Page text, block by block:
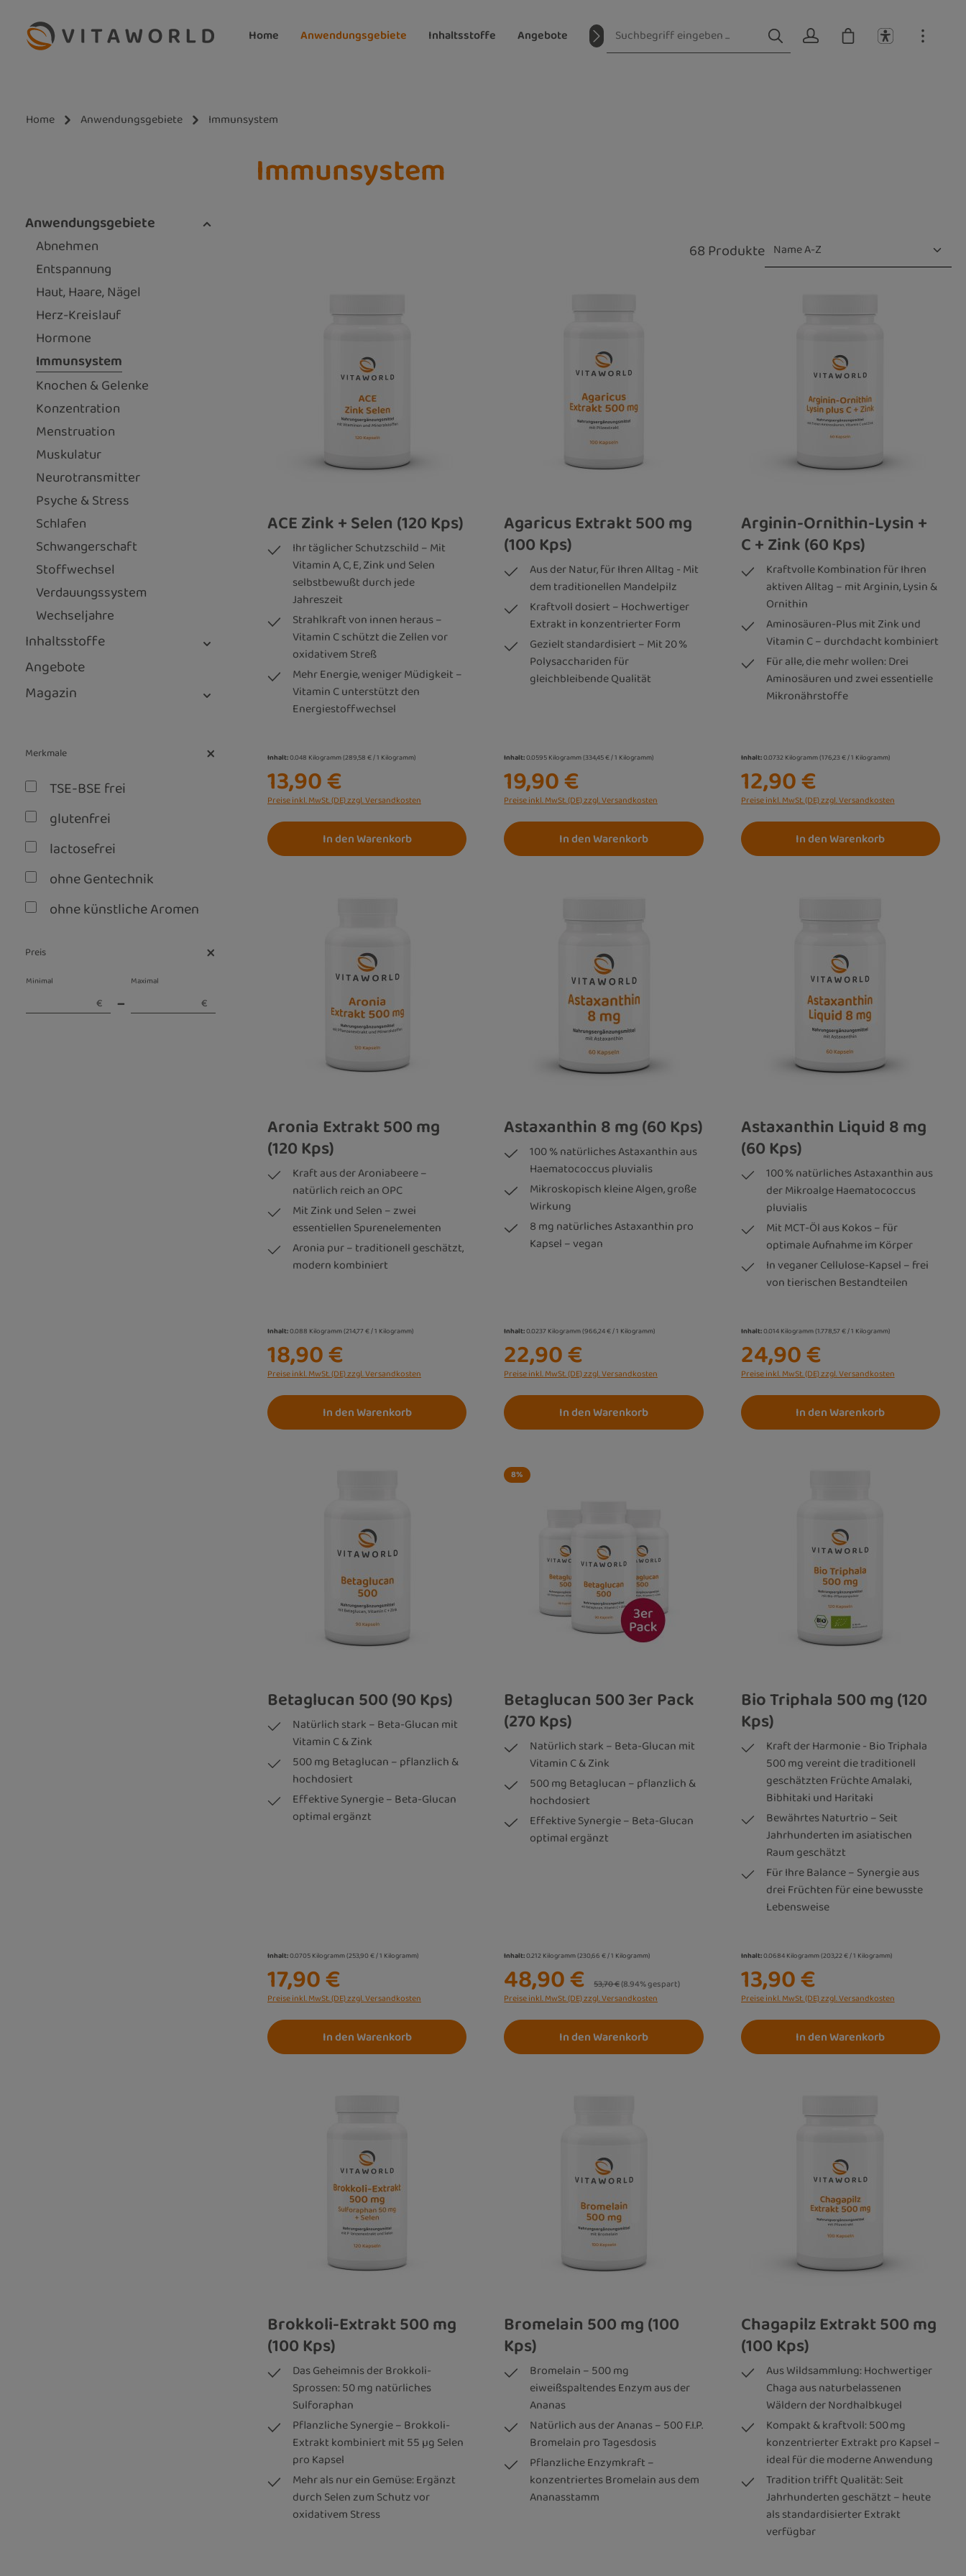
Hauptinhalt springen
Zur Suche springen
Zur Hauptnavigation springen
Home Anwendungsgebiete Inhaltsstoffe Angebote Magazin
Home Anwendungsgebiete Immunsystem
Anwendungsgebiete
Abnehmen
Entspannung
Haut, Haare, Nägel
Herz-Kreislauf
Hormone
Immunsystem
Knochen & Gelenke
Konzentration
Menstruation
Muskulatur
Neurotransmitter
Psyche & Stress
Schlafen
Schwangerschaft
Stoffwechsel
Verdauungssystem
Wechseljahre
Inhaltsstoffe
Angebote
Magazin
Merkmale
TSE-BSE frei
glutenfrei
lactosefrei
ohne Gentechnik
ohne künstliche Aromen
Preis
Minimal
€ –
Maximal
€
Immunsystem
68 Produkte
ACE Zink + Selen (120 Kps)
Ihr täglicher Schutzschild – Mit
Vitamin A, C, E, Zink und Selen
selbstbewußt durch jede
Jahreszeit
Strahlkraft von innen heraus –
Vitamin C schützt die Zellen vor
oxidativem Streß
Mehr Energie, weniger Müdigkeit –
Vitamin C unterstützt den
Energiestoffwechsel
Inhalt:0.048 Kilogramm(289,58 € / 1 Kilogramm)
13,90 €
Preise inkl. MwSt. (DE) zzgl. Versandkosten
In den Warenkorb
Agaricus Extrakt 500 mg
(100 Kps)
Aus der Natur, für Ihren Alltag - Mit
dem traditionellen Mandelpilz
Kraftvoll dosiert – Hochwertiger
Extrakt in konzentrierter Form
Gezielt standardisiert – Mit 20 %
Polysacchariden für
gleichbleibende Qualität
Inhalt:0.0595 Kilogramm(334,45 € / 1 Kilogramm)
19,90 €
Preise inkl. MwSt. (DE) zzgl. Versandkosten
In den Warenkorb
Arginin-Ornithin-Lysin +
C + Zink (60 Kps)
Kraftvolle Kombination für Ihren
aktiven Alltag – mit Arginin, Lysin &
Ornithin
Aminosäuren-Plus mit Zink und
Vitamin C – durchdacht kombiniert
Für alle, die mehr wollen: Drei
Aminosäuren und zwei essentielle
Mikronährstoffe
Inhalt:0.0732 Kilogramm(176,23 € / 1 Kilogramm)
12,90 €
Preise inkl. MwSt. (DE) zzgl. Versandkosten
In den Warenkorb
Aronia Extrakt 500 mg
(120 Kps)
Kraft aus der Aroniabeere –
natürlich reich an OPC
Mit Zink und Selen – zwei
essentiellen Spurenelementen
Aronia pur – traditionell geschätzt,
modern kombiniert
Inhalt:0.088 Kilogramm(214,77 € / 1 Kilogramm)
18,90 €
Preise inkl. MwSt. (DE) zzgl. Versandkosten
In den Warenkorb
Astaxanthin 8 mg (60 Kps)
100 % natürliches Astaxanthin aus
Haematococcus pluvialis
Mikroskopisch kleine Algen, große
Wirkung
8 mg natürliches Astaxanthin pro
Kapsel – vegan
Inhalt:0.0237 Kilogramm(966,24 € / 1 Kilogramm)
22,90 €
Preise inkl. MwSt. (DE) zzgl. Versandkosten
In den Warenkorb
Astaxanthin Liquid 8 mg
(60 Kps)
100 % natürliches Astaxanthin aus
der Mikroalge Haematococcus
pluvialis
Mit MCT-Öl aus Kokos – für
optimale Aufnahme im Körper
In veganer Cellulose-Kapsel – frei
von tierischen Bestandteilen
Inhalt:0.014 Kilogramm(1.778,57 € / 1 Kilogramm)
24,90 €
Preise inkl. MwSt. (DE) zzgl. Versandkosten
In den Warenkorb
Betaglucan 500 (90 Kps)
Natürlich stark – Beta-Glucan mit
Vitamin C & Zink
500 mg Betaglucan – pflanzlich &
hochdosiert
Effektive Synergie – Beta-Glucan
optimal ergänzt
Inhalt:0.0705 Kilogramm(253,90 € / 1 Kilogramm)
17,90 €
Preise inkl. MwSt. (DE) zzgl. Versandkosten
In den Warenkorb
8%
Betaglucan 500 3er Pack
(270 Kps)
Natürlich stark – Beta-Glucan mit
Vitamin C & Zink
500 mg Betaglucan – pflanzlich &
hochdosiert
Effektive Synergie – Beta-Glucan
optimal ergänzt
Inhalt:0.212 Kilogramm(230,66 € / 1 Kilogramm)
48,90 € Regulärer Preis:
53,70 €(8.94% gespart)
Preise inkl. MwSt. (DE) zzgl. Versandkosten
In den Warenkorb
Bio Triphala 500 mg (120
Kps)
Kraft der Harmonie - Bio Triphala
500 mg vereint die traditionell
geschätzten Früchte Amalaki,
Bibhitaki und Haritaki
Bewährtes Naturtrio – Seit
Jahrhunderten im asiatischen
Raum geschätzt
Für Ihre Balance – Synergie aus
drei Früchten für eine bewusste
Lebensweise
Inhalt:0.0684 Kilogramm(203,22 € / 1 Kilogramm)
13,90 €
Preise inkl. MwSt. (DE) zzgl. Versandkosten
In den Warenkorb
Brokkoli-Extrakt 500 mg
(100 Kps)
Das Geheimnis der Brokkoli-
Sprossen: 50 mg natürliches
Sulforaphan
Pflanzliche Synergie – Brokkoli-
Extrakt kombiniert mit 55 µg Selen
pro Kapsel
Mehr als nur ein Gemüse: Ergänzt
durch Selen zum Schutz vor
oxidativem Stress
Bromelain 500 mg (100
Kps)
Bromelain – 500 mg
eiweißspaltendes Enzym aus der
Ananas
Natürlich aus der Ananas – 500 F.I.P.
Bromelain pro Tagesdosis
Pflanzliche Enzymkraft –
konzentriertes Bromelain aus dem
Ananasstamm
Chagapilz Extrakt 500 mg
(100 Kps)
Aus Wildsammlung: Hochwertiger
Chaga aus naturbelassenen
Wäldern der Nordhalbkugel
Kompakt & kraftvoll: 500 mg
konzentrierter Extrakt pro Kapsel –
ideal für die moderne Anwendung
Tradition trifft Qualität: Seit
Jahrhunderten geschätzt – heute
als standardisierter Extrakt
verfügbar